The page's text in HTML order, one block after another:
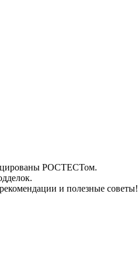
РОСТЕСТом.
и полезные советы!